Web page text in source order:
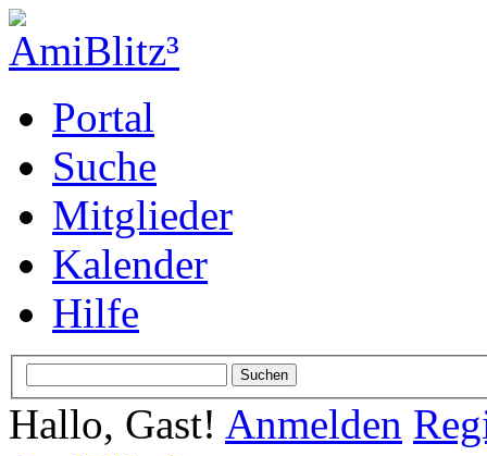
Portal
Suche
Mitglieder
Kalender
Hilfe
Hallo, Gast! Anmelden